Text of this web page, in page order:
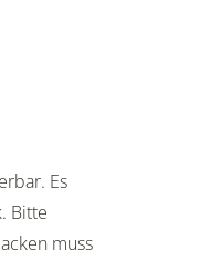
Es
Bitte
muss